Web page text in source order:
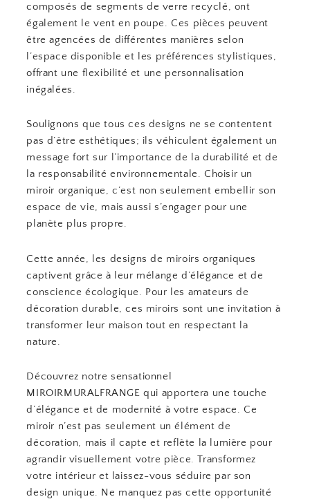
composés de segments de verre recyclé, ont
également le vent en poupe. Ces pièces peuvent
être agencées de différentes manières selon
l’espace disponible et les préférences stylistiques,
offrant une flexibilité et une personnalisation
inégalées.
Soulignons que tous ces designs ne se contentent
pas d’être esthétiques; ils véhiculent également un
message fort sur l’importance de la durabilité et de
la responsabilité environnementale. Choisir un
miroir organique, c’est non seulement embellir son
espace de vie, mais aussi s’engager pour une
planète plus propre.
Cette année, les designs de miroirs organiques
captivent grâce à leur mélange d’élégance et de
conscience écologique. Pour les amateurs de
décoration durable, ces miroirs sont une invitation à
transformer leur maison tout en respectant la
nature.
Découvrez notre sensationnel
MIROIRMURALFRANGE qui apportera une touche
d’élégance et de modernité à votre espace. Ce
miroir n’est pas seulement un élément de
décoration, mais il capte et reflète la lumière pour
agrandir visuellement votre pièce. Transformez
votre intérieur et laissez-vous séduire par son
design unique. Ne manquez pas cette opportunité